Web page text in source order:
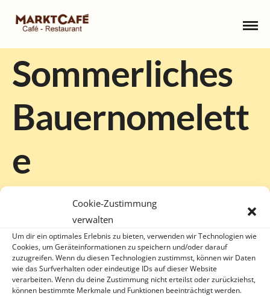
Cookie-Zustimmung
verwalten
Um dir ein optimales Erlebnis zu bieten, verwenden wir Technologien wie
Cookies, um Geräteinformationen zu speichern und/oder darauf
zuzugreifen. Wenn du diesen Technologien zustimmst, können wir Daten
wie das Surfverhalten oder eindeutige IDs auf dieser Website
verarbeiten. Wenn du deine Zustimmung nicht erteilst oder zurückziehst,
können bestimmte Merkmale und Funktionen beeinträchtigt werden.
Sommerliches
Bauernomelett
e